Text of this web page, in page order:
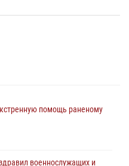
помощь раненому
военнослужащих и